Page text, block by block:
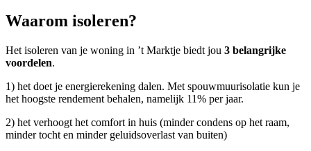
Waarom isoleren?
Het isoleren van je woning in ’t Marktje biedt jou 3 belangrijke
voordelen.
1) het doet je energierekening dalen. Met spouwmuurisolatie kun je
het hoogste rendement behalen, namelijk 11% per jaar.
2) het verhoogt het comfort in huis (minder condens op het raam,
minder tocht en minder geluidsoverlast van buiten)